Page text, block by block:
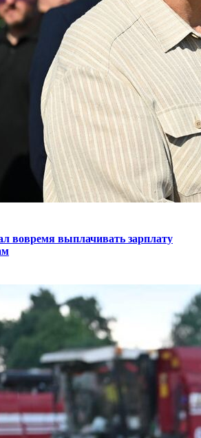
вовремя выплачивать зарплату